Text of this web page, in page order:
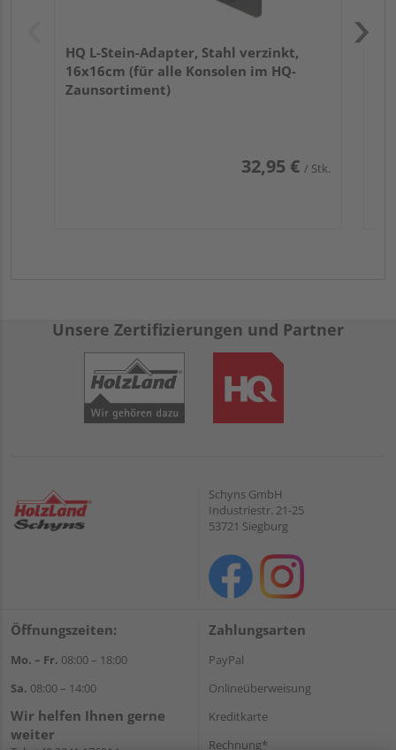
HQ L-Stein-Adapter, Stahl verzinkt,
16x16cm (für alle Konsolen im HQ-
Zaunsortiment)
32,95 € / Stk.
Unsere Zertifizierungen und Partner
Schyns GmbH
Industriestr. 21-25
53721 Siegburg
Öffnungszeiten:
Mo. – Fr. 08:00 – 18:00
Sa. 08:00 – 14:00
Wir helfen Ihnen gerne
weiter
Zahlungsarten
PayPal
Onlineüberweisung
Kreditkarte
Rechnung*